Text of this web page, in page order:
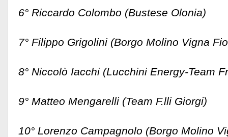
6° Riccardo Colombo (Bustese Olonia)
7° Filippo Grigolini (Borgo Molino Vigna
8° Niccolò Iacchi (Lucchini Energy-Team
9° Matteo Mengarelli (Team F.lli Giorgi)
10° Lorenzo Campagnolo (Borgo Molino